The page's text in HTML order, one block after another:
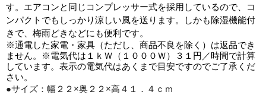
す。エアコンと同じコンプレッサー式を採用しているので、コ
ンパクトでもしっかり涼しい風を送ります。しかも除湿機能付
きで、梅雨どきなどにも便利です。
※通電した家電・家具（ただし、商品不良を除く）は返品でき
ません。※電気代は１ｋＷ（１０００Ｗ）３１円／時間で計算
しています。表示の電気代はあくまで目安ですのでご了承くだ
さい。
●サイズ：幅２２×奥２２×高４１．４ｃｍ